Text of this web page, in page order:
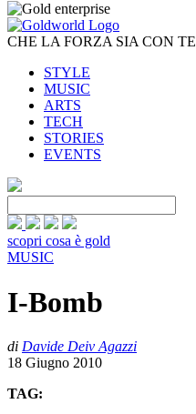
CHE LA FORZA SIA CON TE
STYLE
MUSIC
ARTS
TECH
STORIES
EVENTS
scopri cosa è gold
MUSIC
I-Bomb
di Davide Deiv Agazzi
18 Giugno 2010
TAG: